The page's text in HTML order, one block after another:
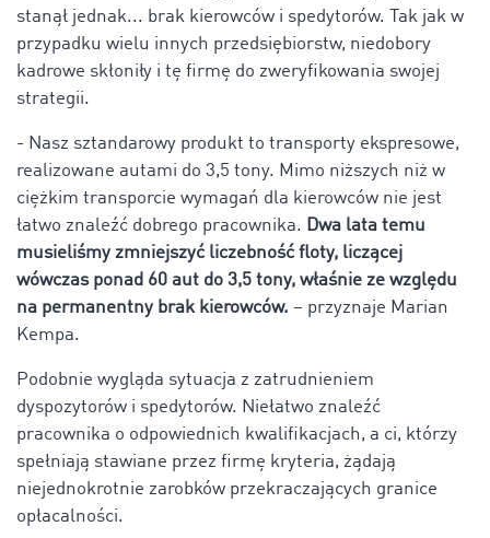
stanął jednak... brak kierowców i spedytorów. Tak jak w
przypadku wielu innych przedsiębiorstw, niedobory
kadrowe skłoniły i tę firmę do zweryfikowania swojej
strategii.
- Nasz sztandarowy produkt to transporty ekspresowe,
realizowane autami do 3,5 tony. Mimo niższych niż w
ciężkim transporcie wymagań dla kierowców nie jest
łatwo znaleźć dobrego pracownika. Dwa lata temu
musieliśmy zmniejszyć liczebność floty, liczącej
wówczas ponad 60 aut do 3,5 tony, właśnie ze względu
na permanentny brak kierowców. – przyznaje Marian
Kempa.
Podobnie wygląda sytuacja z zatrudnieniem
dyspozytorów i spedytorów. Niełatwo znaleźć
pracownika o odpowiednich kwalifikacjach, a ci, którzy
spełniają stawiane przez firmę kryteria, żądają
niejednokrotnie zarobków przekraczających granice
opłacalności.